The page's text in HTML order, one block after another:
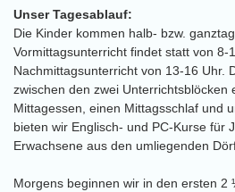
Unser Tagesablauf:
Die Kinder kommen halb- bzw.
Vormittagsunterricht findet statt von 8-
Nachmittagsunterricht von 13-16 Uhr.
zwischen den zwei Unterrichtsblöcken
Mittagessen, einen Mittagsschlaf und
bieten wir Englisch- und PC-Kurse für
Erwachsene aus den umliegenden
Morgens beginnen wir in den ersten 2